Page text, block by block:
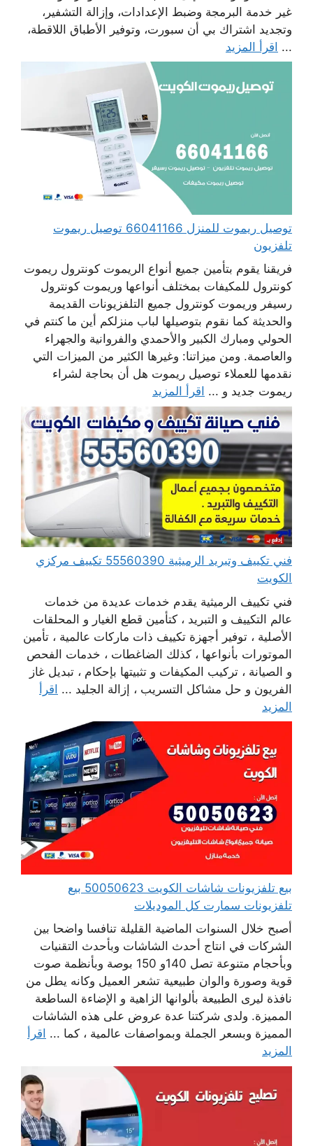
غير خدمة البرمجة وضبط الإعدادات، وإزالة التشفير،
وتجديد اشتراك بي أن سبورت، وتوفير الأطباق اللاقطة،
... اقرأ المزيد
توصيل ريموت للمنزل 66041166 توصيل ريموت
تلفزيون
فريقنا يقوم بتأمين جميع أنواع الريموت كونترول ريموت
كونترول للمكيفات بمختلف أنواعها وريموت كونترول
رسيفر وريموت كونترول جميع التلفزيونات القديمة
والحديثة كما نقوم بتوصيلها لباب منزلكم أين ما كنتم في
الحولي ومبارك الكبير والأحمدي والفروانية والجهراء
والعاصمة. ومن ميزاتنا: وغيرها الكثير من الميزات التي
نقدمها للعملاء توصيل ريموت هل أن بحاجة لشراء
ريموت جديد و ... اقرأ المزيد
فني تكييف وتبريد الرميثية 55560390 تكييف مركزي
الكويت
فني تكييف الرميثية يقدم خدمات عديدة من خدمات
عالم التكييف و التبريد ، كتأمين قطع الغيار و المحلقات
الأصلية ، توفير أجهزة تكييف ذات ماركات عالمية ، تأمين
الموتورات بأنواعها ، كذلك الضاغطات ، خدمات الفحص
و الصيانة ، تركيب المكيفات و تثبيتها بإحكام ، تبديل غاز
الفريون و حل مشاكل التسريب ، إزالة الجليد ... اقرأ
المزيد
بيع تلفزيونات شاشات الكويت 50050623 بيع
تلفزيونات سمارت كل الموديلات
أصبح خلال السنوات الماضية القليلة تنافسا واضحا بين
الشركات في انتاج أحدث الشاشات وبأحدث التقنيات
وبأحجام متنوعة تصل 140و 150 بوصة وبأنظمة صوت
قوية وصورة والوان طبيعية تشعر العميل وكانه يطل من
نافذة ليرى الطبيعة بألوانها الزاهية و الإضاءة الساطعة
المميزة. ولدى شركتنا عدة عروض على هذه الشاشات
المميزة وبسعر الجملة وبمواصفات عالمية ، كما ... اقرأ
المزيد